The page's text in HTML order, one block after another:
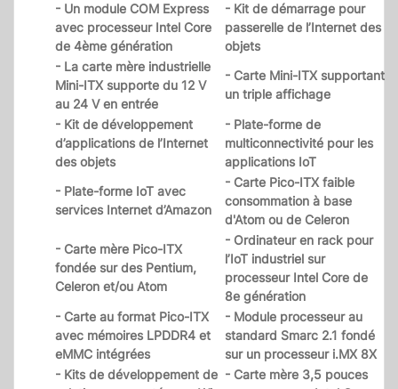
- Un module COM Express
avec processeur Intel Core
de 4ème génération
- Kit de démarrage pour
passerelle de l’Internet des
objets
- La carte mère industrielle
Mini-ITX supporte du 12 V
au 24 V en entrée
- Carte Mini-ITX supportant
un triple affichage
- Kit de développement
d’applications de l’Internet
des objets
- Plate-forme de
multiconnectivité pour les
applications IoT
- Plate-forme IoT avec
services Internet d’Amazon
- Carte Pico-ITX faible
consommation à base
d'Atom ou de Celeron
- Carte mère Pico-ITX
fondée sur des Pentium,
Celeron et/ou Atom
- Ordinateur en rack pour
l’IoT industriel sur
processeur Intel Core de
8e génération
- Carte au format Pico-ITX
avec mémoires LPDDR4 et
eMMC intégrées
- Module processeur au
standard Smarc 2.1 fondé
sur un processeur i.MX 8X
- Kits de développement de - Carte mère 3,5 pouces